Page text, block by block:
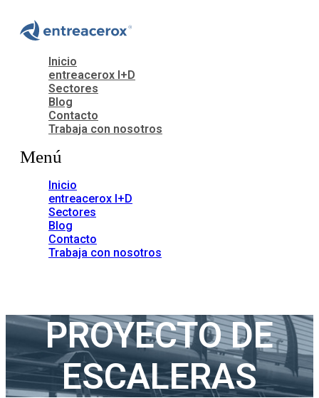
Inicio
entreacerox I+D
Sectores
Blog
Contacto
Trabaja con nosotros
Menú
Inicio
entreacerox I+D
Sectores
Blog
Contacto
Trabaja con nosotros
PROYECTO DE
ESCALERAS